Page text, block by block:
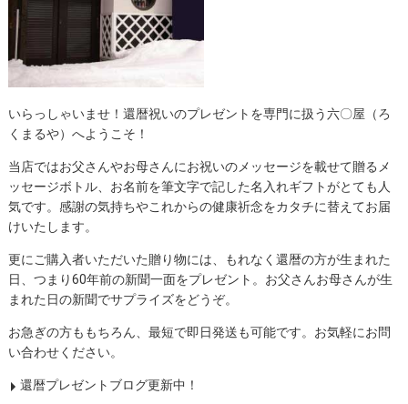
いらっしゃいませ！還暦祝いのプレゼントを専門に扱う六〇屋（ろ
くまるや）へようこそ！
当店ではお父さんやお母さんにお祝いのメッセージを載せて贈るメ
ッセージボトル、お名前を筆文字で記した名入れギフトがとても人
気です。感謝の気持ちやこれからの健康祈念をカタチに替えてお届
けいたします。
更にご購入者いただいた贈り物には、もれなく還暦の方が生まれた
日、つまり60年前の新聞一面をプレゼント。お父さんお母さんが生
まれた日の新聞でサプライズをどうぞ。
お急ぎの方ももちろん、最短で即日発送も可能です。お気軽にお問
い合わせください。
還暦プレゼントブログ更新中！